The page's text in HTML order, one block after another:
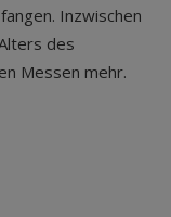
Inzwischen
des
Messen mehr.